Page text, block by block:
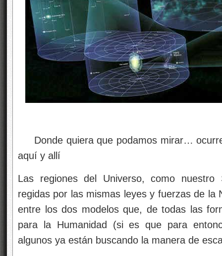
Donde quiera que podamos mirar…
aquí y allí
Las regiones del Universo, como
regidas por las mismas leyes y fuerzas de la
entre los dos modelos que, de todas las
para la Humanidad (si es que para
algunos ya están buscando la manera de